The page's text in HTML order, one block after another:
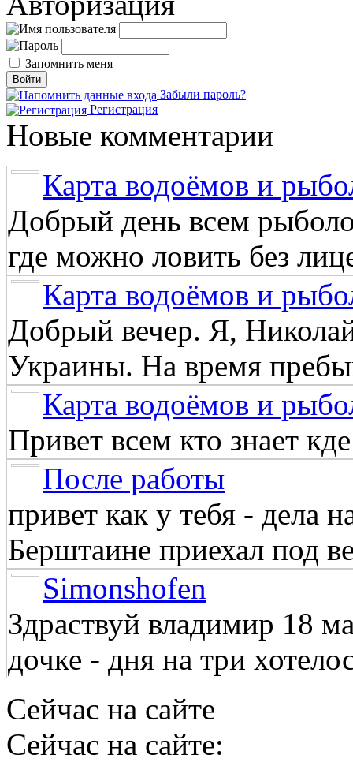
Запомнить меня
Забыли пароль?
Регистрация
Новые комментарии
Карта водоёмов и
Добрый день всем
где можно ловить без
Карта водоёмов и
Добрый вечер. Я,
Украины. На время
Карта водоёмов и
Привет всем кто знает
После работы
привет как у тебя - дела
Берштаине приехал под
Simonshofen
Здраствуй владимир 18
дочке - дня на три
Сейчас на сайте
Сейчас на сайте: